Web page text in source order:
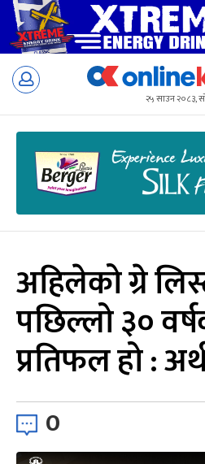
Skip
२५ साउन २०८३,
अहिलेको ग्रे
पछिल्लो ३०
प्रतिफल हो :
0